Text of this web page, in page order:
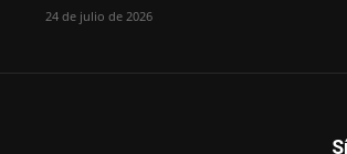
24 de julio de 2026